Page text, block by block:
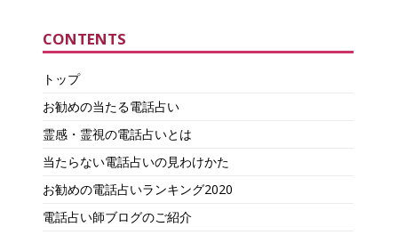
CONTENTS
トップ
お勧めの当たる電話占い
霊感・霊視の電話占いとは
当たらない電話占いの見わけかた
お勧めの電話占いランキング2020
電話占い師ブログのご紹介